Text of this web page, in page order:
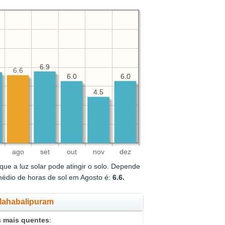
ago set out nov dez
6.0
4.5
6.0
6.9
6.0
4.5
6.0
6.9
6.6
a luz solar pode atingir o solo. Depende
de horas de sol em Agosto é:6.6.
mais quentes: